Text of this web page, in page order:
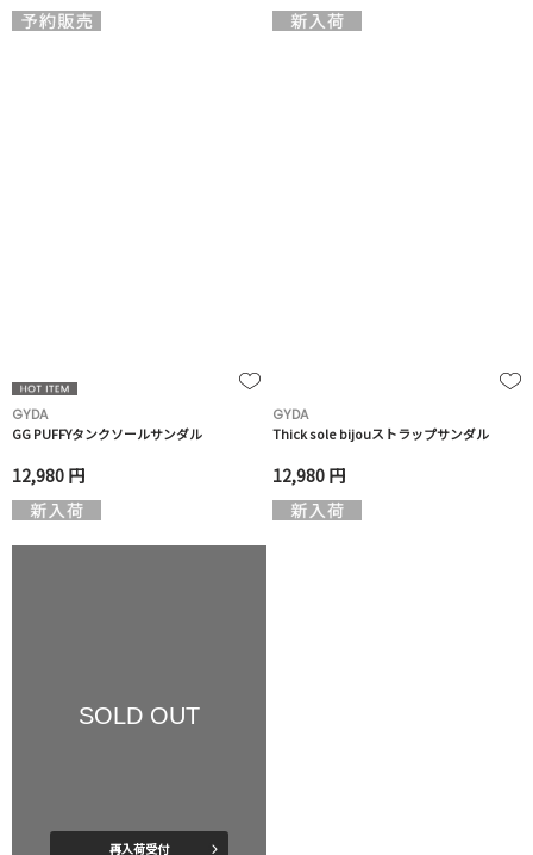
GYDA
GG PUFFYタンクソールサンダル
12,980 円
GYDA
Thick sole bijouストラップサンダル
12,980 円
SOLD OUT
再入荷受付